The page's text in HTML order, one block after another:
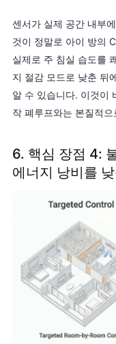
센서가 실제 공간 내부
것이 정말로 아이 방의
실제로 주 침실 습도를
지 절감 모드로 낮춘 뒤
알 수 있습니다. 이것이
작 폐루프와는 본질적
6. 핵심 장점 4:
에너지 낭비를